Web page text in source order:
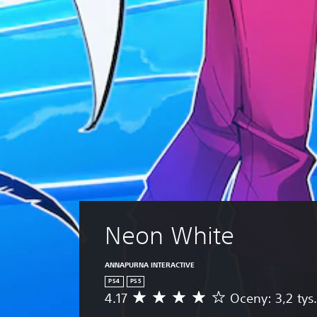
Neon White
ANNAPURNA INTERACTIVE
PS4 PS5
Ś
4.17 Oceny: 3,2 tys.